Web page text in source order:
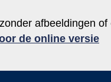
afbeeldingen of
de online versie